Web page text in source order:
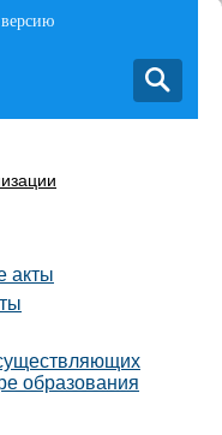
акты
образования